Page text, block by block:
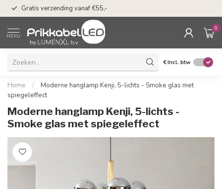
Gratis verzending vanaf €55,-
MENU
0
€Incl. btw
Home /
Moderne hanglamp Kenji, 5-lichts - Smoke glas met
spiegeleffect
Moderne hanglamp Kenji, 5-lichts -
Smoke glas met spiegeleffect